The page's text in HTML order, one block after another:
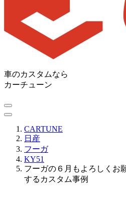
車のカスタムなら
カーチューン
CARTUNE
日産
フーガ
KY51
フーガの６月もよろしくお
するカスタム事例